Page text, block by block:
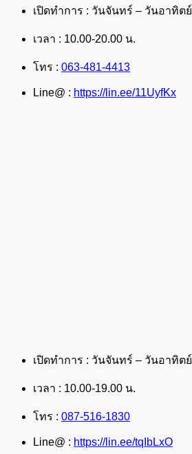
เปิดทำการ : วันจันทร์ – วันอาทิตย์
เวลา : 10.00-20.00 น.
โทร : 063-481-4413
Line@ : https://lin.ee/11UyfKx
เปิดทำการ : วันจันทร์ – วันอาทิตย์
เวลา : 10.00-19.00 น.
โทร : 087-516-1830
Line@ : https://lin.ee/tqIbLxO